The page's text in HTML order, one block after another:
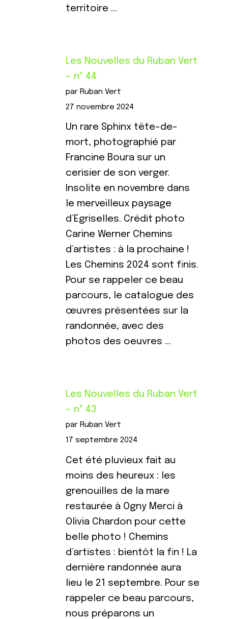
territoire …
Les Nouvelles du Ruban Vert
– n° 44
par Ruban Vert
27 novembre 2024
Un rare Sphinx tête-de-
mort, photographié par
Francine Boura sur un
cerisier de son verger.
Insolite en novembre dans
le merveilleux paysage
d’Egriselles. Crédit photo
Carine Werner Chemins
d’artistes : à la prochaine !
Les Chemins 2024 sont finis.
Pour se rappeler ce beau
parcours, le catalogue des
œuvres présentées sur la
randonnée, avec des
photos des oeuvres …
Les Nouvelles du Ruban Vert
– n° 43
par Ruban Vert
17 septembre 2024
Cet été pluvieux fait au
moins des heureux : les
grenouilles de la mare
restaurée à Ogny Merci à
Olivia Chardon pour cette
belle photo ! Chemins
d’artistes : bientôt la fin ! La
dernière randonnée aura
lieu le 21 septembre. Pour se
rappeler ce beau parcours,
nous préparons un